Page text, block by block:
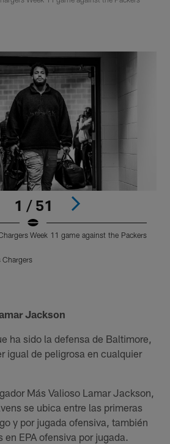
1 / 51
Week 11 game against the Packers
Chargers
Jackson
ha sido la defensa de Baltimore,
igual de peligrosa en cualquier
Más Valioso Lamar Jackson,
se ubica entre las primeras
y por jugada ofensiva, también
EPA ofensiva por jugada.